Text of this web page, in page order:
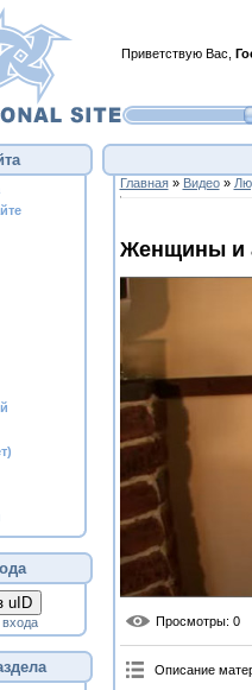
Приветствую Вас
uID
Главная» Видео»
Женщины и
Просмотры: 0
Описание